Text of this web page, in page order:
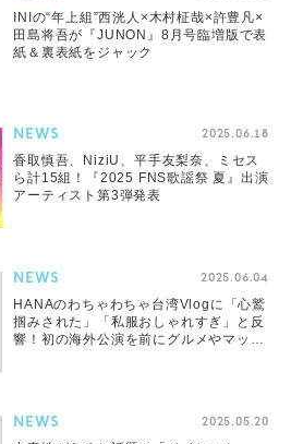
INIの“年上組”西洸人×木村柾哉×許豊凡×
田島将吾が『JUNON』8月号臨増版で表
紙＆裏表紙をジャック
NEWS 2025.06.18
香取慎吾、NiziU、平手友梨奈、ミセス
ら計15組！『2025 FNS歌謡祭 夏』出演
アーティスト第3弾発表
NEWS 2025.06.04
HANAのわちゃわちゃ台湾Vlogに「心鷲
掴みされた」「私服おしゃれすぎ」と反
響！初の海外公演を前にグルメやマッサ
NEWS 2025.05.20